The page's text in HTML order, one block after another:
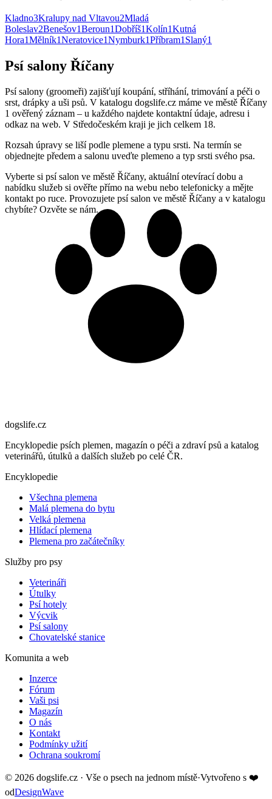
Kladno3Kralupy nad Vltavou2Mladá
Boleslav2Benešov1Beroun1Dobříš1Kolín1Kutná
Hora1Mělník1Neratovice1Nymburk1Příbram1 Slaný1
Psí salony Říčany
Psí salony (groomeři) zajišťují koupání, stříhání, trimování a péči o
srst, drápky a uši psů. V katalogu dogslife.cz máme ve městě Říčany
1 ověřený záznam – u každého najdete kontaktní údaje, adresu i
odkaz na web. V Středočeském kraji je jich celkem 18.
Rozsah úpravy se liší podle plemene a typu srsti. Na termín se
objednejte předem a salonu uveďte plemeno a typ srsti svého psa.
Vyberte si psí salon ve městě Říčany, aktuální otevírací dobu a
nabídku služeb si ověřte přímo na webu nebo telefonicky a mějte
kontakt po ruce. Provozujete psí salon ve městě Říčany a v katalogu
chybíte? Ozvěte se nám.
dogslife.cz
Encyklopedie psích plemen, magazín o péči a zdraví psů a katalog
veterinářů, útulků a dalších služeb po celé ČR.
Encyklopedie
Všechna plemena
Malá plemena do bytu
Velká plemena
Hlídací plemena
Plemena pro začátečníky
Služby pro psy
Veterináři
Útulky
Psí hotely
Výcvik
Psí salony
Chovatelské stanice
Komunita a web
Inzerce
Fórum
Vaši psi
Magazín
O nás
Kontakt
Podmínky užití
Ochrana soukromí
© 2026 dogslife.cz · Vše o psech na jednom místě·Vytvořeno s ❤️
odDesignWave